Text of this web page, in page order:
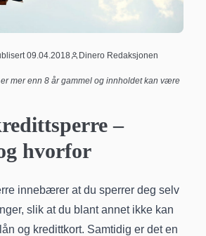
09.04.2018 Dinero Redaksjonen
mer enn 8 år gammel og innholdet kan være
–
hvorfor
innebærer at du sperrer deg selv
slik at du blant annet ikke kan
og kredittkort. Samtidig er det en